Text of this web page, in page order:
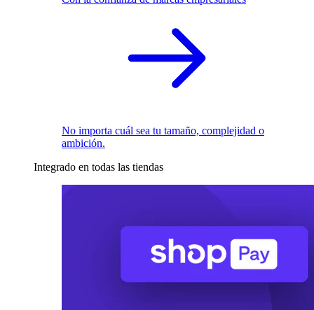
No importa cuál sea tu tamaño, complejidad o
ambición.
Integrado en todas las tiendas